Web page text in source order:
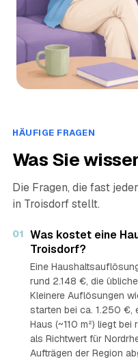
HÄUFIGE FRAGEN
Was Sie
Die Fragen, die fast
in Troisdorf stellt.
01 Was kostet eine
Troisdorf?
Eine
rund 2.148 €, die
Kleinere Auflösungen
starten bei ca. 1.250 €,
Haus (~110 m²) liegt
als Richtwert für
Aufträgen der Region